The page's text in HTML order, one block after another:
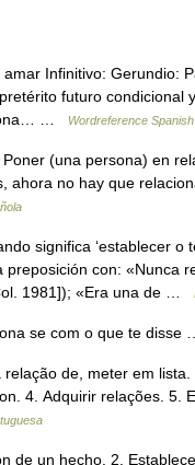
Infinitivo: Gerundio:
futuro condicional
…
Wordreference
(una persona) en
ahora no hay que
significa ‘establecer o
con: «Nunca
1981]); «Era una de …
se com o que te disse
de, meter em
4. Adquirir relações.
de un hecho. 2.